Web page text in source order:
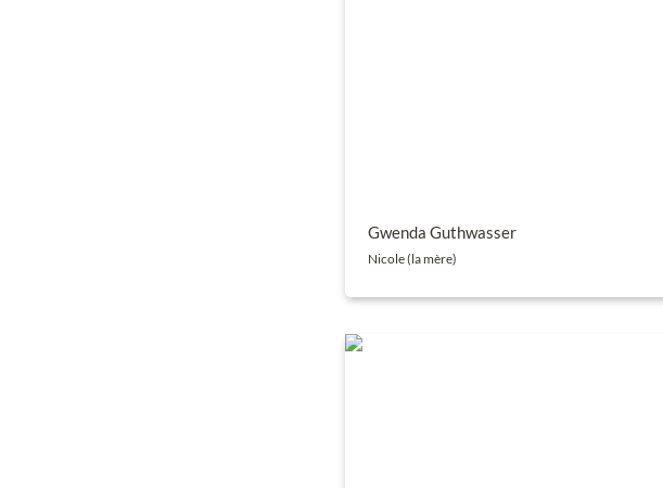
Gwenda Guthwasser
Nicole (la mère)
Jean-Luc Voyeux